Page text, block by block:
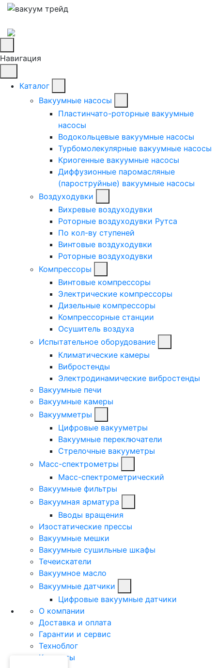
Навигация
Каталог
Вакуумные насосы
Пластинчато-роторные вакуумные
насосы
Водокольцевые вакуумные насосы
Турбомолекулярные вакуумные насосы
Криогенные вакуумные насосы
Диффузионные паромасляные
(пароструйные) вакуумные насосы
Воздуходувки
Вихревые воздуходувки
Роторные воздуходувки Рутса
По кол-ву ступеней
Винтовые воздуходувки
Роторные воздуходувки
Компрессоры
Винтовые компрессоры
Электрические компрессоры
Дизельные компрессоры
Компрессорные станции
Осушитель воздуха
Испытательное оборудование
Климатические камеры
Вибростенды
Электродинамические вибростенды
Вакуумные печи
Вакуумные камеры
Вакуумметры
Цифровые вакууметры
Вакуумные переключатели
Стрелочные вакууметры
Масс-спектрометры
Масс-спектрометрический
Вакуумные фильтры
Вакуумная арматура
Вводы вращения
Изостатические прессы
Вакуумные мешки
Вакуумные сушильные шкафы
Течеискатели
Вакуумное масло
Вакуумные датчики
Цифровые вакуумные датчики
О компании
Доставка и оплата
Гарантии и сервис
Техноблог
Контакты